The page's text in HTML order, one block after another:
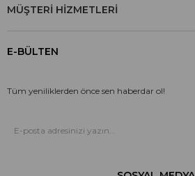
MÜŞTERİ HİZMETLERİ
E-BÜLTEN
Tüm yeniliklerden önce sen haberdar ol!